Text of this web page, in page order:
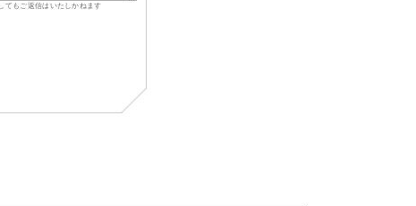
てもご返信はいたしかねます